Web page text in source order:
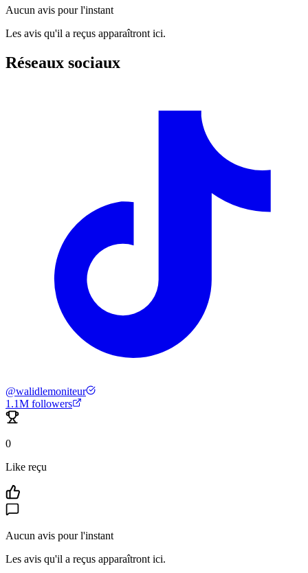
Aucun avis pour l'instant
Les avis qu'il a reçus apparaîtront ici.
Réseaux sociaux
@walidlemoniteur
1.1M followers
0
Like reçu
Aucun avis pour l'instant
Les avis qu'il a reçus apparaîtront ici.